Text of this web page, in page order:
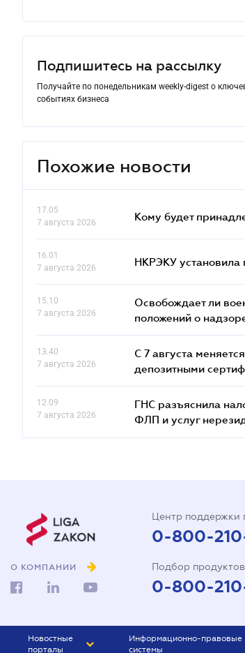
Подпишитесь на рассылку
Получайте по понедельникам weekly-digest о
событиях бизнеса
Похожие новости
17.05
7 августа 2026
Кому будет
16.01
7 августа 2026
НКРЭКУ установила
15.10
7 августа 2026
Освобождает ли
положений о
13.40
7 августа 2026
С 7 августа
депозитными
12.09
7 августа 2026
ГНС разъяснила
ФЛП и услуг
О КОМПАНИИ
Центр поддержки
0-800-
Подбор
0-800-
Новостные
порталы
Информационно-правовые
системы